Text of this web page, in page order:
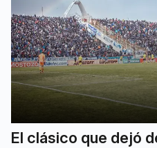
El clásico que dejó